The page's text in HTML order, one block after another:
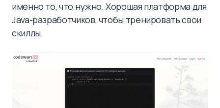
именно то, что нужно. Хорошая платформа для
Java-разработчиков, чтобы тренировать свои
скиллы.